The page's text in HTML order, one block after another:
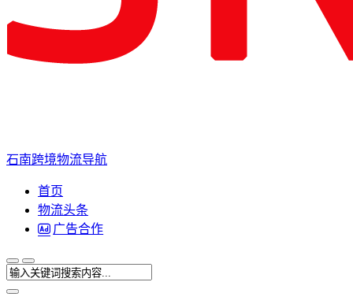
石南跨境物流导航
首页
物流头条
广告合作